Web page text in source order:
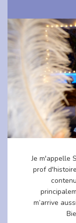
Je m'appelle
prof
m’arrive